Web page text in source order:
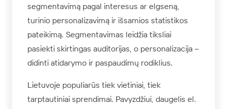
segmentavimą pagal interesus ar elgseną,
turinio personalizavimą ir išsamios statistikos
pateikimą. Segmentavimas leidžia tiksliai
pasiekti skirtingas auditorijas, o personalizacija –
didinti atidarymo ir paspaudimų rodiklius.
Lietuvoje populiarūs tiek vietiniai, tiek
tarptautiniai sprendimai. Pavyzdžiui, daugelis el.